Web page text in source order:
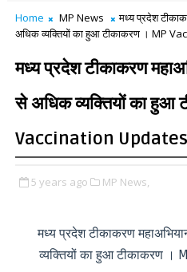
Home MP News
मध्य प्रदेश
अधिक व्यक्तियों का हुआ टीकाकरण । MP
मध्य प्रदेश टीकाकरण
से अधिक व्यक्तियों का हुआ
Vaccination Updates
5 years ago MP News,
मध्य प्रदेश टीकाकरण
व्यक्तियों का हुआ टीकाकरण